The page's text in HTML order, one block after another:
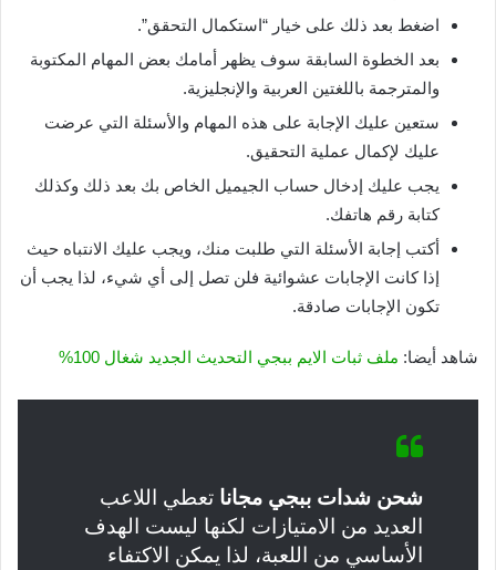
اضغط بعد ذلك على خيار “استكمال التحقق”.
بعد الخطوة السابقة سوف يظهر أمامك بعض المهام المكتوبة
والمترجمة باللغتين العربية والإنجليزية.
ستعين عليك الإجابة على هذه المهام والأسئلة التي عرضت
عليك لإكمال عملية التحقيق.
يجب عليك إدخال حساب الجيميل الخاص بك بعد ذلك وكذلك
كتابة رقم هاتفك.
أكتب إجابة الأسئلة التي طلبت منك، ويجب عليك الانتباه حيث
إذا كانت الإجابات عشوائية فلن تصل إلى أي شيء، لذا يجب أن
تكون الإجابات صادقة.
شاهد أيضا: ملف ثبات الايم ببجي التحديث الجديد شغال 100%
شحن شدات ببجي مجانا تعطي اللاعب
العديد من الامتيازات لكنها ليست الهدف
الأساسي من اللعبة، لذا يمكن الاكتفاء